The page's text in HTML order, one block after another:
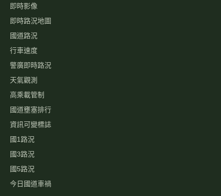
即時影像
即時路況地圖
國道路況
行車速度
警廣即時路況
天氣觀測
高乘載管制
國道壅塞排行
資訊可變標誌
國1路況
國3路況
國5路況
今日國道車禍